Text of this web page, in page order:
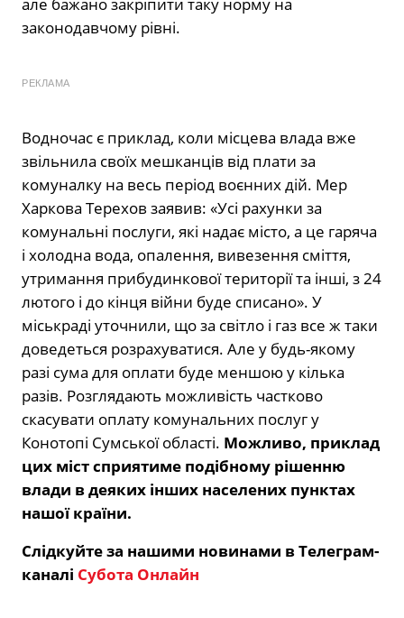
але бажано закріпити таку норму на
законодавчому рівні.
РЕКЛАМА
Водночас є приклад, коли місцева влада вже
звільнила своїх мешканців від плати за
комуналку на весь період воєнних дій. Мер
Харкова Терехов заявив: «Усі рахунки за
комунальні послуги, які надає місто, а це гаряча
і холодна вода, опалення, вивезення сміття,
утримання прибудинкової території та інші, з 24
лютого і до кінця війни буде списано». У
міськраді уточнили, що за світло і газ все ж таки
доведеться розрахуватися. Але у будь-якому
разі сума для оплати буде меншою у кілька
разів. Розглядають можливість частково
скасувати оплату комунальних послуг у
Конотопі Сумської області. Можливо, приклад
цих міст сприятиме подібному рішенню
влади в деяких інших населених пунктах
нашої країни.
Слідкуйте за нашими новинами в Телеграм-
каналі Субота Онлайн